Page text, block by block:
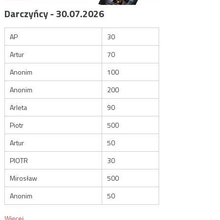
Darczyńcy - 30.07.2026
AP
30
Artur
70
Anonim
100
Anonim
200
Arleta
90
Piotr
500
Artur
50
PIOTR
30
Mirosław
500
Anonim
50